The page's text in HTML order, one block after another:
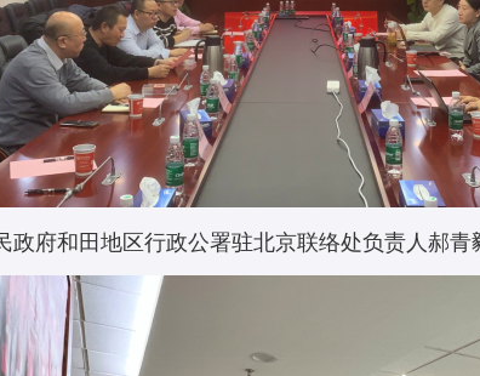
政府和田地区行政公署驻北京联络处负责人郝青